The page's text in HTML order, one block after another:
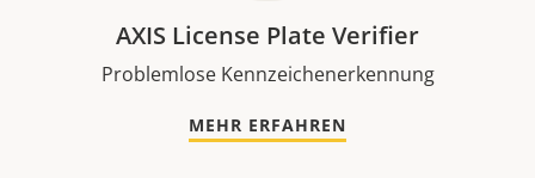
AXIS License Plate Verifier
Problemlose Kennzeichenerkennung
MEHR ERFAHREN